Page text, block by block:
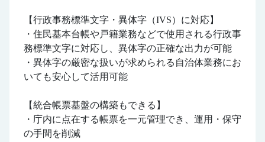
【行政事務標準文字・異体字（IVS）に対応】
・住民基本台帳や戸籍業務などで使用される行政事
務標準文字に対応し、異体字の正確な出力が可能
・異体字の厳密な扱いが求められる自治体業務にお
いても安心して活用可能
【統合帳票基盤の構築もできる】
・庁内に点在する帳票を一元管理でき、運用・保守
の手間を削減